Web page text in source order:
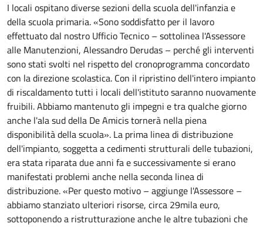
I locali ospitano diverse sezioni della scuola dell'infanzia e
della scuola primaria. «Sono soddisfatto per il lavoro
effettuato dal nostro Ufficio Tecnico – sottolinea l'Assessore
alle Manutenzioni, Alessandro Derudas – perché gli interventi
sono stati svolti nel rispetto del cronoprogramma concordato
con la direzione scolastica. Con il ripristino dell'intero impianto
di riscaldamento tutti i locali dell'istituto saranno nuovamente
fruibili. Abbiamo mantenuto gli impegni e tra qualche giorno
anche l'ala sud della De Amicis tornerà nella piena
disponibilità della scuola». La prima linea di distribuzione
dell'impianto, soggetta a cedimenti strutturali delle tubazioni,
era stata riparata due anni fa e successivamente si erano
manifestati problemi anche nella seconda linea di
distribuzione. «Per questo motivo – aggiunge l'Assessore –
abbiamo stanziato ulteriori risorse, circa 29mila euro,
sottoponendo a ristrutturazione anche le altre tubazioni che